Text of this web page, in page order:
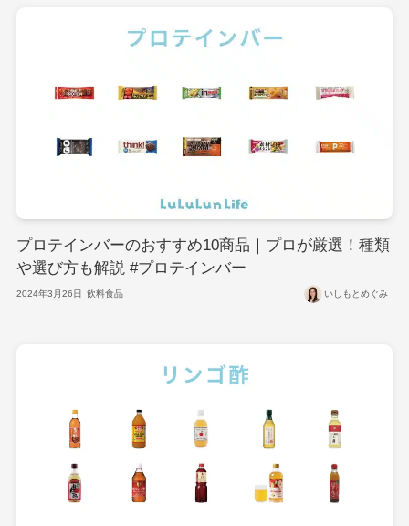
プロテインバーのおすすめ10商品｜プロが厳選！種類
や選び方も解説 #プロテインバー
2024年3月26日 飲料食品 いしもとめぐみ